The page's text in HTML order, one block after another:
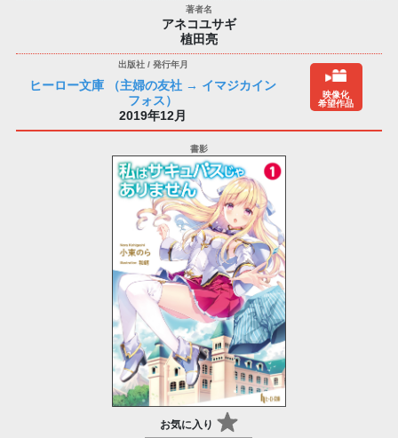
アネコユサギ
植田亮
ヒーロー文庫 （主婦の友社 → イマジカイン
フォス）
2019年12月
映像化
希望作品
お気に入り